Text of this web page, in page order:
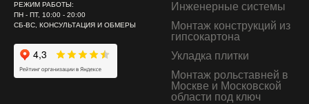
РЕЖИМ РАБОТЫ:
ПН - ПТ, 10:00 - 20:00
СБ-ВС, КОНСУЛЬТАЦИЯ И ОБМЕРЫ
Инженерные системы
Монтаж конструкций из
гипсокартона
Укладка плитки
Монтаж рольставней в
Москве и Московской
области под ключ